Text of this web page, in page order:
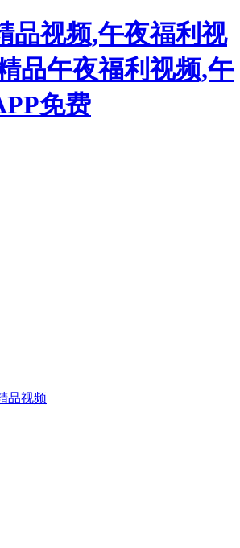
品视频,午夜福利视
品午夜福利视频,午
免费
品视频